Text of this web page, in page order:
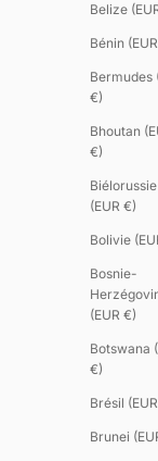
Belize
Bénin
Bermudes
€)
Bhoutan
€)
Biélorussie
(EUR €)
Bolivie
Bosnie-
(EUR €)
Botswana
€)
Brésil
Brunei